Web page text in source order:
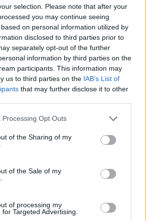
selection. Please note that after your
you may continue seeing
on personal information utilized by
disclosed to third parties prior to
separately opt-out of the further
information by third parties on the
participants. This information may
us to third parties on the IAB’s List of
that may further disclose it to other
Processing Opt Outs
of the Sharing of my
of the Sale of my
of processing my
Targeted Advertising.